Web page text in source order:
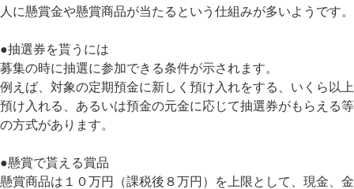
人に懸賞金や懸賞商品が当たるという仕組みが多いようです。
●抽選券を貰うには
募集の時に抽選に参加できる条件が示されます。
例えば、対象の定期預金に新しく預け入れをする、いくら以上
預け入れる、あるいは預金の元金に応じて抽選券がもらえる等
の方式があります。
●懸賞で貰える賞品
懸賞商品は１０万円（課税後８万円）を上限として、現金、金